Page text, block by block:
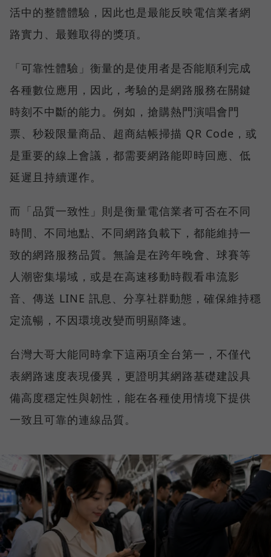
活中的整體體驗，因此也是最能反映電信業者網
路實力、最難取得的獎項。
「可靠性體驗」衡量的是使用者是否能順利完成
各種數位應用，因此，考驗的是網路服務在關鍵
時刻不中斷的能力。例如，搶購熱門演唱會門
票、秒殺限量商品、超商結帳掃描 QR Code，或
是重要的線上會議，都需要網路能即時回應、低
延遲且持續運作。
而「品質一致性」則是衡量電信業者可否在不同
時間、不同地點、不同網路負載下，都能維持一
致的網路服務品質。無論是在跨年晚會、球賽等
人潮密集場域，或是在高速移動時觀看串流影
音、傳送 LINE 訊息、分享社群動態，確保維持穩
定流暢，不因環境改變而明顯降速。
台灣大哥大能同時拿下這兩項全台第一，不僅代
表網路速度表現優異，更證明其網路基礎建設具
備高度穩定性與韌性，能在各種使用情境下提供
一致且可靠的連線品質。